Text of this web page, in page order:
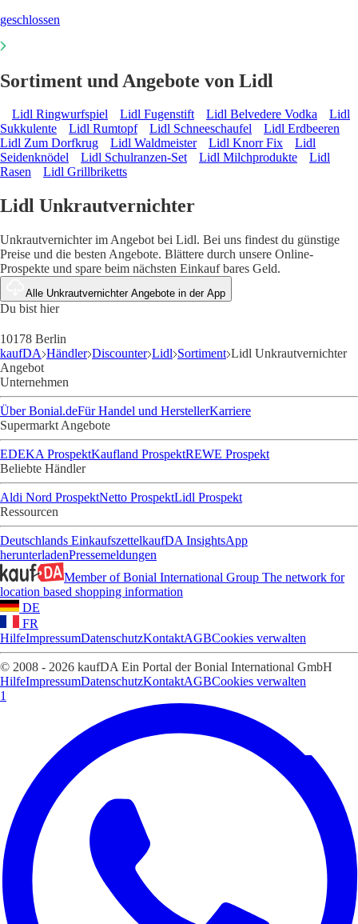
geschlossen
Sortiment und Angebote von Lidl
Lidl Ringwurfspiel Lidl Fugenstift Lidl Belvedere Vodka
Lidl
Sukkulente
Lidl Rumtopf Lidl Schneeschaufel
Lidl Erdbeeren
Lidl Zum Dorfkrug
Lidl Waldmeister Lidl Knorr Fix
Lidl
Seidenknödel
Lidl Schulranzen-Set Lidl Milchprodukte
Lidl
Rasen
Lidl Grillbriketts
Lidl Unkrautvernichter
Unkrautvernichter im Angebot bei Lidl. Bei uns findest du günstige
Preise und die besten Angebote. Blättere durch unsere Online-
Prospekte und spare beim nächsten Einkauf bares Geld.
Alle Unkrautvernichter Angebote in der App
Du bist hier
10178 Berlin
kaufDA Händler Discounter Lidl Sortiment Lidl Unkrautvernichter
Angebot
Unternehmen
Über Bonial.deFür Handel und HerstellerKarriere
Supermarkt Angebote
EDEKA ProspektKaufland ProspektREWE Prospekt
Beliebte Händler
Aldi Nord ProspektNetto ProspektLidl Prospekt
Ressourcen
Deutschlands EinkaufszettelkaufDA InsightsApp
herunterladenPressemeldungen
Member of Bonial International Group The network for
location based shopping information
DE
FR
HilfeImpressumDatenschutzKontaktAGBCookies verwalten
© 2008 - 2026 kaufDA Ein Portal der Bonial International GmbH
HilfeImpressumDatenschutzKontaktAGBCookies verwalten
1